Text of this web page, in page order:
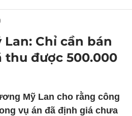
Lan: Chỉ cần bán
thu được 500.000
Mỹ Lan cho rằng công
vụ án đã định giá chưa